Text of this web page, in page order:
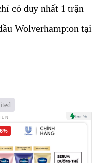
có duy nhất 1 trận
Wolverhampton tại